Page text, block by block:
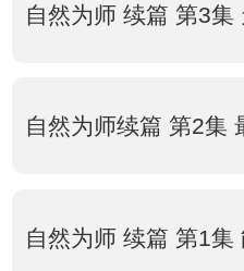
自然为师 续篇 第3集
自然为师续篇 第2集
自然为师 续篇 第1集